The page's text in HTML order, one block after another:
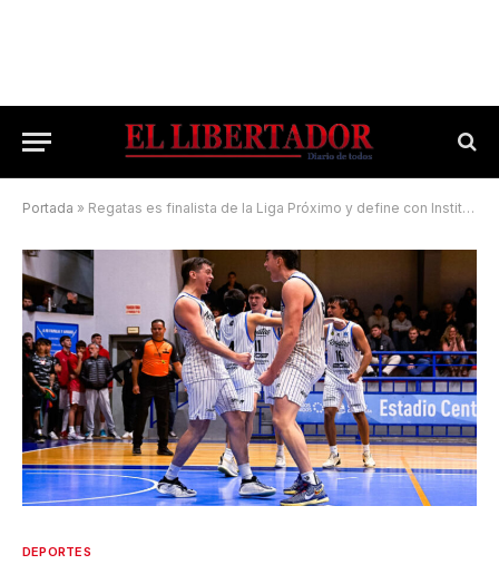
Portada » Regatas es finalista de la Liga Próximo y define con Instituto
DEPORTES